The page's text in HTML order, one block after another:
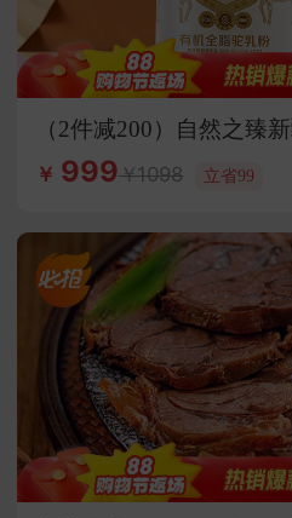
（2件减200）自然之臻
会员专享
￥ 999 1098 立省99